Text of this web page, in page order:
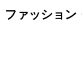
ファッション